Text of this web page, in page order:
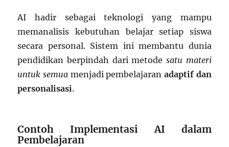
AI hadir sebagai teknologi yang mampu
memanalisis kebutuhan belajar setiap siswa
secara personal. Sistem ini membantu dunia
pendidikan berpindah dari metode satu materi
untuk semua menjadi pembelajaran adaptif dan
personalisasi.
Contoh Implementasi AI dalam
Pembelajaran